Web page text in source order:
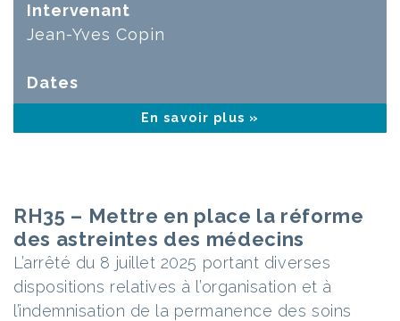
Intervenant
Jean-Yves Copin
Dates
En savoir plus »
RH35 – Mettre en place la réforme
des astreintes des médecins
L’arrêté du 8 juillet 2025 portant diverses
dispositions relatives à l’organisation et à
l’indemnisation de la permanence des soins